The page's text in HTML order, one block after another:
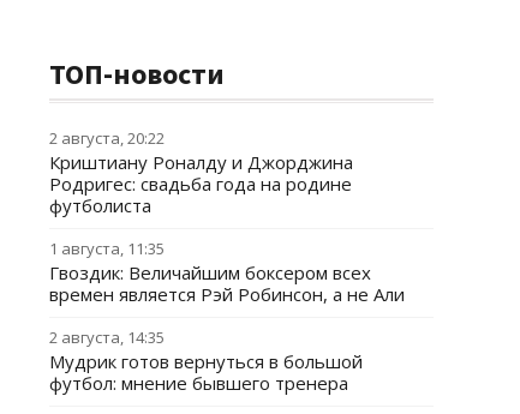
ТОП-новости
2 августа, 20:22
Криштиану Роналду и Джорджина
Родригес: свадьба года на родине
футболиста
1 августа, 11:35
Гвоздик: Величайшим боксером всех
времен является Рэй Робинсон, а не Али
2 августа, 14:35
Мудрик готов вернуться в большой
футбол: мнение бывшего тренера